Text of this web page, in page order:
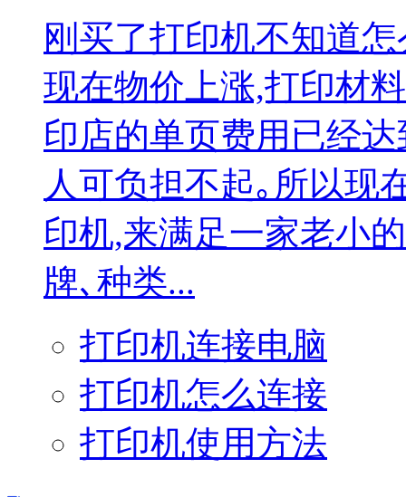
刚买了打印机不知道
现在物价上涨,打印材
印店的单页费用已经
人可负担不起｡所以现
印机,来满足一家老小
牌､种类...
打印机连接电脑
打印机怎么连接
打印机使用方法